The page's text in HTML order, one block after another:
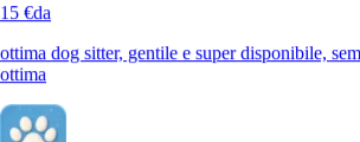
15 €da
ottima dog sitter, gentile e super disponibile,
ottima